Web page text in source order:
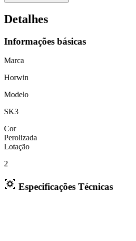
Detalhes
Informações básicas
Marca
Horwin
Modelo
SK3
Cor
Perolizada
Lotação
2
Especificações Técnicas